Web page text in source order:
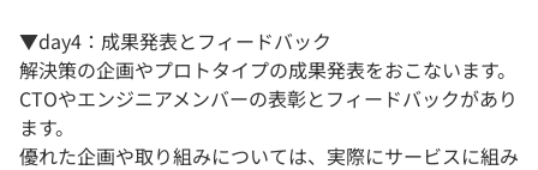
▼day4：成果発表とフィードバック
解決策の企画やプロトタイプの成果発表をおこないます。
CTOやエンジニアメンバーの表彰とフィードバックがあり
ます。
優れた企画や取り組みについては、実際にサービスに組み